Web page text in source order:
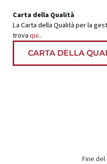
Carta della Qualità
La Carta della Qualità per la
trova qui..
CARTA DELLA
Fine